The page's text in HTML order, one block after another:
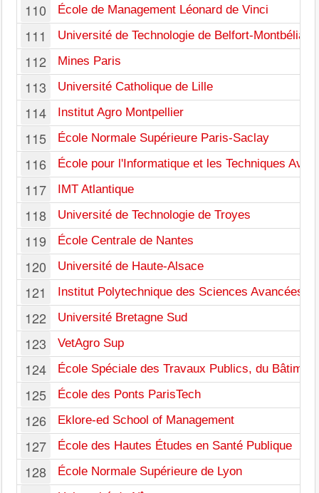
110 École de Management Léonard de Vinci
111 Université de Technologie de Belfort-Montbéliard
112 Mines Paris
113 Université Catholique de Lille
114 Institut Agro Montpellier
115 École Normale Supérieure Paris-Saclay
116 École pour l'Informatique et les Techniques
117 IMT Atlantique
118 Université de Technologie de Troyes
119 École Centrale de Nantes
120 Université de Haute-Alsace
121 Institut Polytechnique des Sciences Avancées
122 Université Bretagne Sud
123 VetAgro Sup
124 École Spéciale des Travaux Publics, du
125 École des Ponts ParisTech
126 Eklore-ed School of Management
127 École des Hautes Études en Santé Publique
128 École Normale Supérieure de Lyon